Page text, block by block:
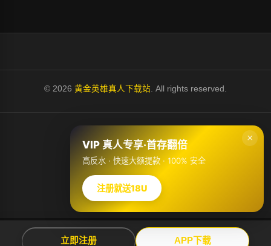
立即注册 APP下载
© 2026 黄金英雄真人下载站. All rights reserved.
站点地图
关于我们
隐私政策
联系我们
×
VIP 真人专享·首存翻倍
高反水 · 快速大额提款 · 100% 安全
注册就送18U